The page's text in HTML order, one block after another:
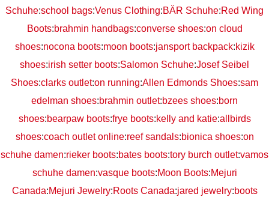
Schuhe:school bags:Venus Clothing:BÄR Schuhe:Red Wing
Boots:brahmin handbags:converse shoes:on cloud
shoes:nocona boots:moon boots:jansport backpack:kizik
shoes:irish setter boots:Salomon Schuhe:Josef Seibel
Shoes:clarks outlet:on running:Allen Edmonds Shoes:sam
edelman shoes:brahmin outlet:bzees shoes:born
shoes:bearpaw boots:frye boots:kelly and katie:allbirds
shoes:coach outlet online:reef sandals:bionica shoes:on
schuhe damen:rieker boots:bates boots:tory burch outlet:vamos
schuhe damen:vasque boots:Moon Boots:Mejuri
Canada:Mejuri Jewelry:Roots Canada:jared jewelry:boots